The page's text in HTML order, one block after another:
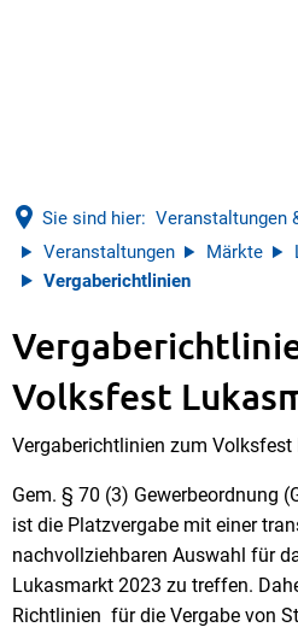
Sie sind hier: Veranstaltungen
Veranstaltungen
Märkte
Vergaberichtlinien
Volksfest
Vergaberichtlinien zum
Gem. § 70 (3) Gewerbeordnung
ist die Platzvergabe mit einer
nachvollziehbaren Auswahl für
Lukasmarkt 2023 zu treffen.
Richtlinien für die Vergabe von